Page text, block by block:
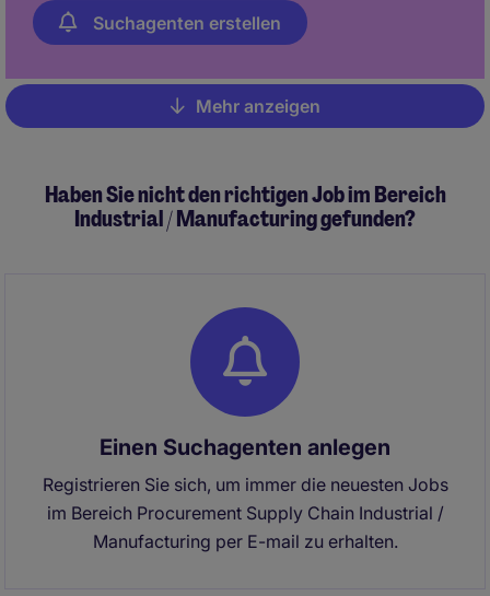
Suchagenten erstellen
Pagination
Mehr anzeigen
Haben Sie nicht den richtigen Job im Bereich
Industrial / Manufacturing gefunden?
Einen Suchagenten anlegen
Registrieren Sie sich, um immer die neuesten Jobs
im Bereich Procurement Supply Chain Industrial /
Manufacturing per E-mail zu erhalten.